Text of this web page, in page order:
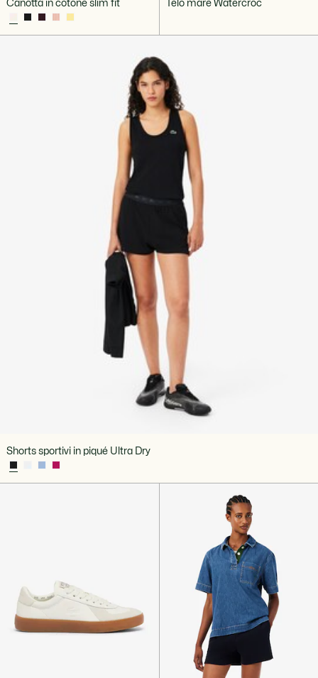
Canotta in cotone slim fit Telo mare Watercroc
Shorts sportivi in piqué Ultra Dry